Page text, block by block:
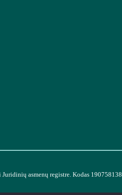
asmenų registre. Kodas 190758138.